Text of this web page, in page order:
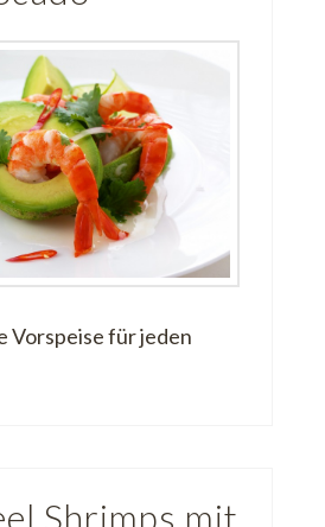
Vorspeise für jeden
Shrimps mit